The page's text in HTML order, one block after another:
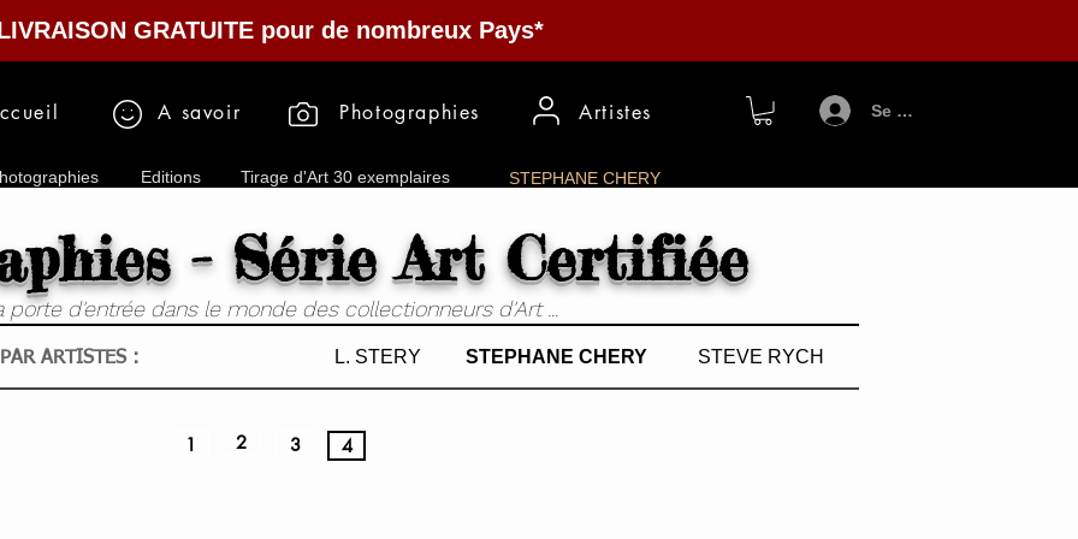
GRATUITE pour de nombreux Pays*
A savoir Photographies Artistes Se connecter
Editions Tirage d'Art 30 exemplaires STEPHANE CHERY
- Série Art Certifiée
porte d'entrée dans le monde des collectionneurs d'Art ...
ARTISTES : L. STERY STEPHANE CHERY STEVE RYCH
1 2 3 4